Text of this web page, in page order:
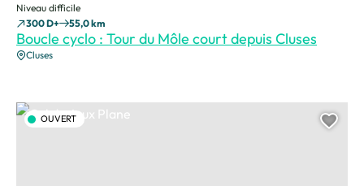
Boucle cyclo : Tour du Môle court depuis Cluses
Niveau difficile
Cluses
300 D+ 55,0 km
Col de Joux Plane, – © Savoie Mont Blanc – Anglade
OUVERT